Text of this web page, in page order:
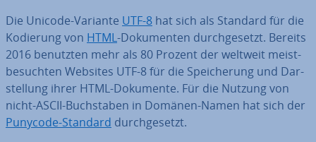
Die Unicode-Variante UTF-8 hat sich als Standard für die
Kodierung von HTML-Do­ku­men­ten durch­ge­setzt. Bereits
2016 benutzten mehr als 80 Prozent der weltweit meist­
be­such­ten Websites UTF-8 für die Spei­che­rung und Dar­
stel­lung ihrer HTML-Dokumente. Für die Nutzung von
nicht-ASCII-Buch­sta­ben in Domänen-Namen hat sich der
Punycode-Standard durch­ge­setzt.